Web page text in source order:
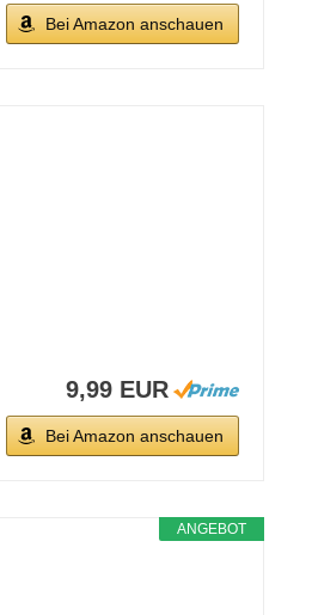
Bei Amazon anschauen
9,99 EUR
Bei Amazon anschauen
ANGEBOT